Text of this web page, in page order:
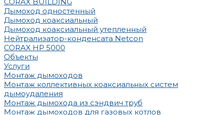
Дымоход одностенный
Дымоход коаксиальный
Дымоход коаксиальный утепленный
Нейтрализатор-конденсата Netcon
CORAX HP 5000
Объекты
Услуги
Монтаж дымоходов
Монтаж коллективных коаксиальных систем
дымоудаления
Монтаж дымохода из сэндвич труб
Монтаж дымоходов для газовых котлов